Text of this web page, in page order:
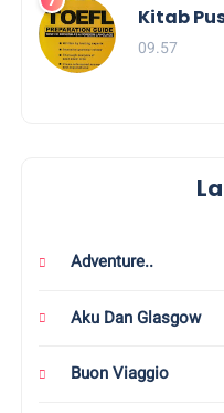
Kitab
09.57
Adventure..
Aku Dan Glasgow
Buon Viaggio